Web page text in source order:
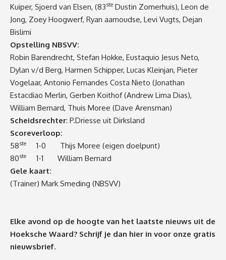
Kuiper, Sjoerd van Elsen, (83ste Dustin Zomerhuis), Leon de
Jong, Zoey Hoogwerf, Ryan aarnoudse, Levi Vugts, Dejan
Bislimi
Opstelling NBSVV:
Robin Barendrecht, Stefan Hokke, Eustaquio Jesus Neto,
Dylan v/d Berg, Harmen Schipper, Lucas Kleinjan, Pieter
Vogelaar, Antonio Fernandes Costa Nieto (Jonathan
Estacdiao Merlin, Gerben Koithof (Andrew Lima Dias),
William Bernard, Thuis Moree (Dave Arensman)
Scheidsrechter: P.Driesse uit Dirksland
Scoreverloop:
58ste
1-0 Thijs Moree (eigen doelpunt)
80ste
1-1 William Bernard
Gele kaart:
(Trainer) Mark Smeding (NBSVV)
Elke avond op de hoogte van het laatste nieuws uit de
Hoeksche Waard? Schrijf je dan hier in voor onze gratis
nieuwsbrief.